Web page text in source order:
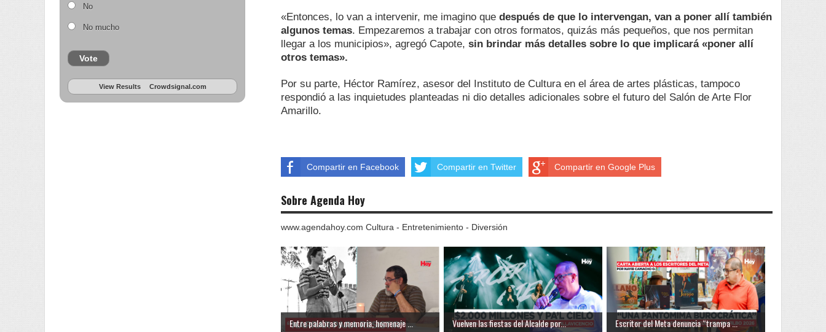
«Entonces, lo van a intervenir, me imagino que después de que lo intervengan, van a poner allí también
algunos temas. Empezaremos a trabajar con otros formatos, quizás más pequeños, que nos permitan
llegar a los municipios», agregó Capote, sin brindar más detalles sobre lo que implicará «poner allí
otros temas».
Por su parte, Héctor Ramírez, asesor del Instituto de Cultura en el área de artes plásticas, tampoco
respondió a las inquietudes planteadas ni dio detalles adicionales sobre el futuro del Salón de Arte Flor
Amarillo.
Compartir en Facebook Compartir en Twitter Compartir en Google Plus
Sobre Agenda Hoy
www.agendahoy.com Cultura - Entretenimiento - Diversión
Entre palabras y memoria, homenaje ... Vuelven las fiestas del Alcalde por... Escritor del Meta denuncia “trampa ...
No
No mucho
Vote
View Results Crowdsignal.com